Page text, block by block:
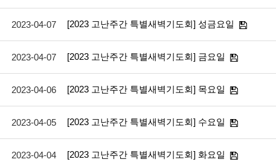
2023-04-07 [2023 고난주간 특별새벽기도회] 성금요일
2023-04-07 [2023 고난주간 특별새벽기도회] 금요일
2023-04-06 [2023 고난주간 특별새벽기도회] 목요일
2023-04-05 [2023 고난주간 특별새벽기도회] 수요일
2023-04-04 [2023 고난주간 특별새벽기도회] 화요일